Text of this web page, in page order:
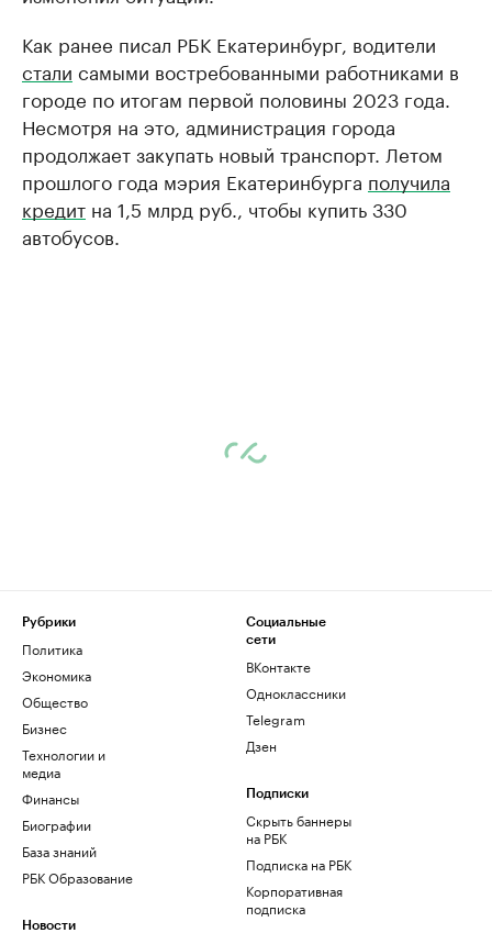
Как ранее писал РБК Екатеринбург, водители
стали самыми востребованными работниками в
городе по итогам первой половины 2023 года.
Несмотря на это, администрация города
продолжает закупать новый транспорт. Летом
прошлого года мэрия Екатеринбурга получила
кредит на 1,5 млрд руб., чтобы купить 330
автобусов.
Рубрики
Политика
Экономика
Общество
Бизнес
Технологии и
медиа
Финансы
Биографии
База знаний
РБК Образование
Новости
Социальные
сети
ВКонтакте
Одноклассники
Telegram
Дзен
Подписки
Скрыть баннеры
на РБК
Подписка на РБК
Корпоративная
подписка